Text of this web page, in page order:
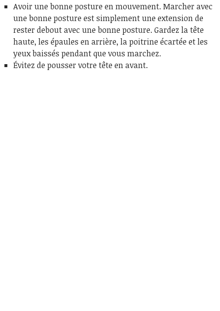
Avoir une bonne posture en mouvement. Marcher avec
une bonne posture est simplement une extension de
rester debout avec une bonne posture. Gardez la tête
haute, les épaules en arrière, la poitrine écartée et les
yeux baissés pendant que vous marchez.
Évitez de pousser votre tête en avant.